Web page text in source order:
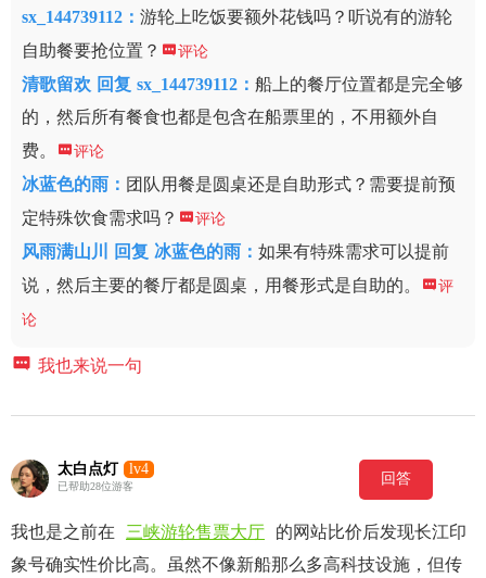
sx_144739112 ： 游轮上吃饭要额外花钱吗？听说有的游轮
自助餐要抢位置？ 评论
清歌留欢 回复 sx_144739112： 船上的餐厅位置都是完全够
的，然后所有餐食也都是包含在船票里的，不用额外自
费。
评论
冰蓝色的雨 ： 团队用餐是圆桌还是自助形式？需要提前预
定特殊饮食需求吗？ 评论
风雨满山川 回复 冰蓝色的雨： 如果有特殊需求可以提前
说，然后主要的餐厅都是圆桌，用餐形式是自助的。
评
论
 我也来说一句
太白点灯 lv4
已帮助28位游客 回答
我也是之前在 三峡游轮售票大厅
的网站比价后发现长江印
象号确实性价比高。虽然不像新船那么多高科技设施，但传